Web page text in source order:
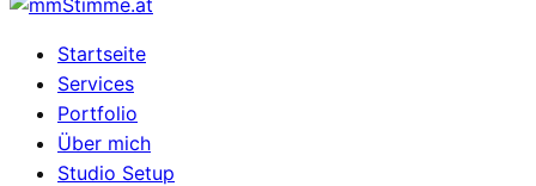
Startseite
Services
Portfolio
Über mich
Studio Setup